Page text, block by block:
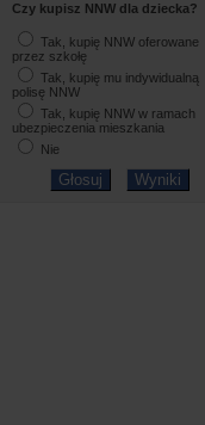
Czy kupisz NNW dla dziecka?
Tak, kupię NNW oferowane
przez szkołę
Tak, kupię mu indywidualną
polisę NNW
Tak, kupię NNW w ramach
ubezpieczenia mieszkania
Nie